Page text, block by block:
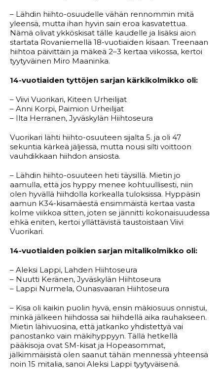
– Lähdin hiihto-osuudelle vähän rennommin mitä
yleensä, mutta ihan hyvin sain eroa kasvatettua.
Nämä olivat ykköskisat tälle kaudelle ja lisäksi aion
startata Rovaniemellä 18-vuotiaiden kisaan. Treenaan
hiihtoa päivittäin ja mäkeä 2–3 kertaa viikossa, kertoi
tyytyväinen Miro Maaninka.
14-vuotiaiden tyttöjen sarjan kärkikolmikko oli:
– Viivi Vuorikari, Kiteen Urheilijat
– Anni Korpi, Paimion Urheilijat
– Ilta Herranen, Jyväskylän Hiihtoseura
Vuorikari lähti hiihto-osuuteen sijalta 5. ja oli 47
sekuntia kärkeä jäljessä, mutta nousi silti voittoon
vauhdikkaan hiihdon ansiosta.
– Lähdin hiihto-osuuteen heti täysillä. Mietin jo
aamulla, että jos hyppy menee kohtuullisesti, niin
olen hyvällä hiihdolla korkealla tuloksissa. Hyppäsin
aamun K34-kisamäestä ensimmäistä kertaa vasta
kolme viikkoa sitten, joten se jännitti kokonaisuudessa
ehkä eniten, kertoi yllättävistä taustoistaan Viivi
Vuorikari.
14-vuotiaiden poikien sarjan mitalikolmikko oli:
– Aleksi Lappi, Lahden Hiihtoseura
– Nuutti Keränen, Jyväskylän Hiihtoseura
– Lappi Nurmela, Ounasvaaran Hiihtoseura
– Kisa oli kaikin puolin hyvä, ensin mäkiosuus onnistui,
minkä jälkeen hiihdossa sai hiihdellä aika rauhakseen.
Mietin lähivuosina, että jatkanko yhdistettyä vai
panostanko vain mäkihyppyyn. Tällä hetkellä
pääkisoja ovat SM-kisat ja Hopeasommat,
jälkimmäisistä olen saanut tähän mennessä yhteensä
noin 15 mitalia, sanoi Aleksi Lappi tyytyväisenä.